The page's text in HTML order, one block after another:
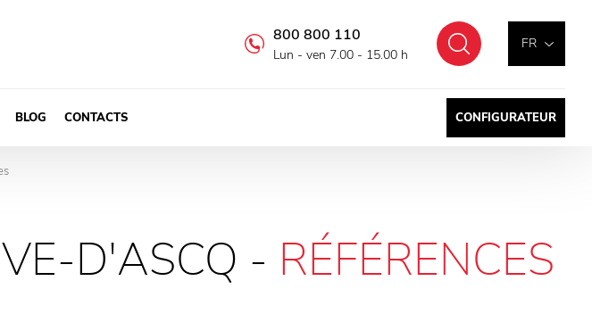
FR
Chercher
800 800 110
Lun - ven 7.00 - 15.00 h
BLOG CONTACTS CONFIGURATEUR
D'ASCQ - RÉFÉRENCES